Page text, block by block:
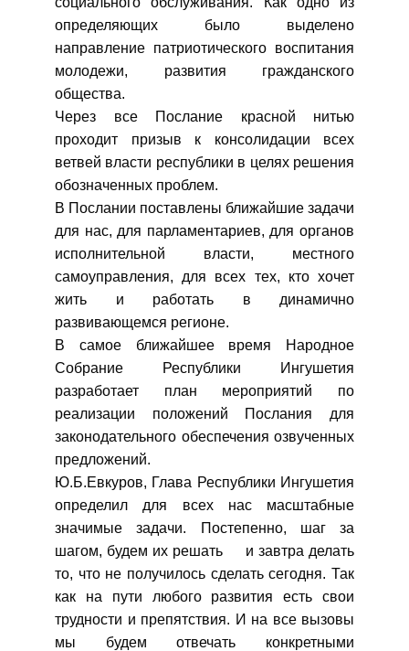
определяющих было выделено
направление патриотического воспитания
молодежи, развития гражданского
общества.
Через все Послание красной нитью
проходит призыв к консолидации всех
ветвей власти республики в целях решения
обозначенных проблем.
В Послании поставлены ближайшие задачи
для нас, для парламентариев, для органов
исполнительной власти, местного
самоуправления, для всех тех, кто хочет
жить и работать в динамично
развивающемся регионе.
В самое ближайшее время Народное
Собрание Республики Ингушетия
разработает план мероприятий по
реализации положений Послания для
законодательного обеспечения озвученных
предложений.
Ю.Б.Евкуров, Глава Республики Ингушетия
определил для всех нас масштабные
значимые задачи. Постепенно, шаг за
шагом, будем их решать и завтра делать
то, что не получилось сделать сегодня. Так
как на пути любого развития есть свои
трудности и препятствия. И на все вызовы
мы будем отвечать конкретными